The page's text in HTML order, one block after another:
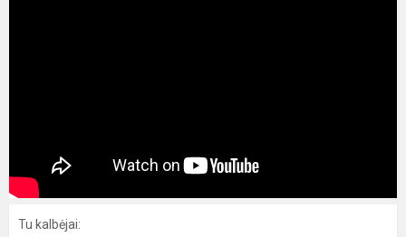
Tu kalbėjai: